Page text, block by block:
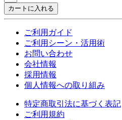
カートに入れる
ご利用ガイド
ご利用シーン・活用術
お問い合わせ
会社情報
採用情報
個人情報への取り組み
特定商取引法に基づく表記
ご利用規約